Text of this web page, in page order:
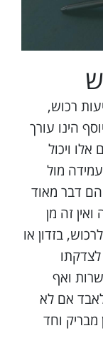
רכוש,
הינו עורך
ויכול
מול
הם דבר מאוד
זה מן
בזדון או
ואף
אם לא
מבריק וחד